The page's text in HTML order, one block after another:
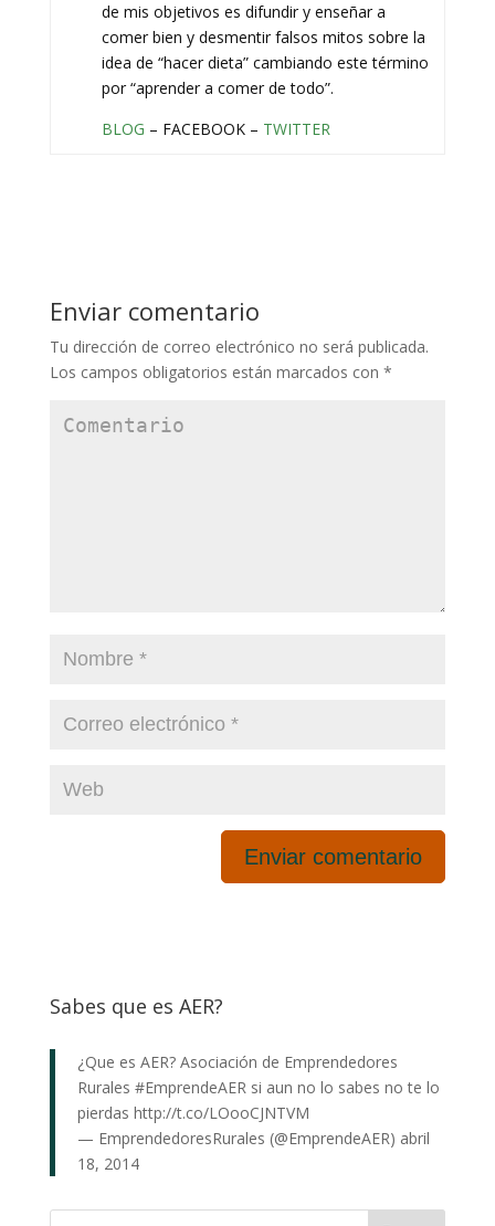
de mis objetivos es difundir y enseñar a
comer bien y desmentir falsos mitos sobre la
idea de “hacer dieta” cambiando este término
por “aprender a comer de todo”.
BLOG – FACEBOOK – TWITTER
Enviar comentario
Tu dirección de correo electrónico no será publicada.
Los campos obligatorios están marcados con *
Sabes que es AER?
¿Que es AER? Asociación de Emprendedores
Rurales #EmprendeAERsi aun no lo sabes no te lo
pierdas http://t.co/LOooCJNTVM
— EmprendedoresRurales (@EmprendeAER) abril
18, 2014